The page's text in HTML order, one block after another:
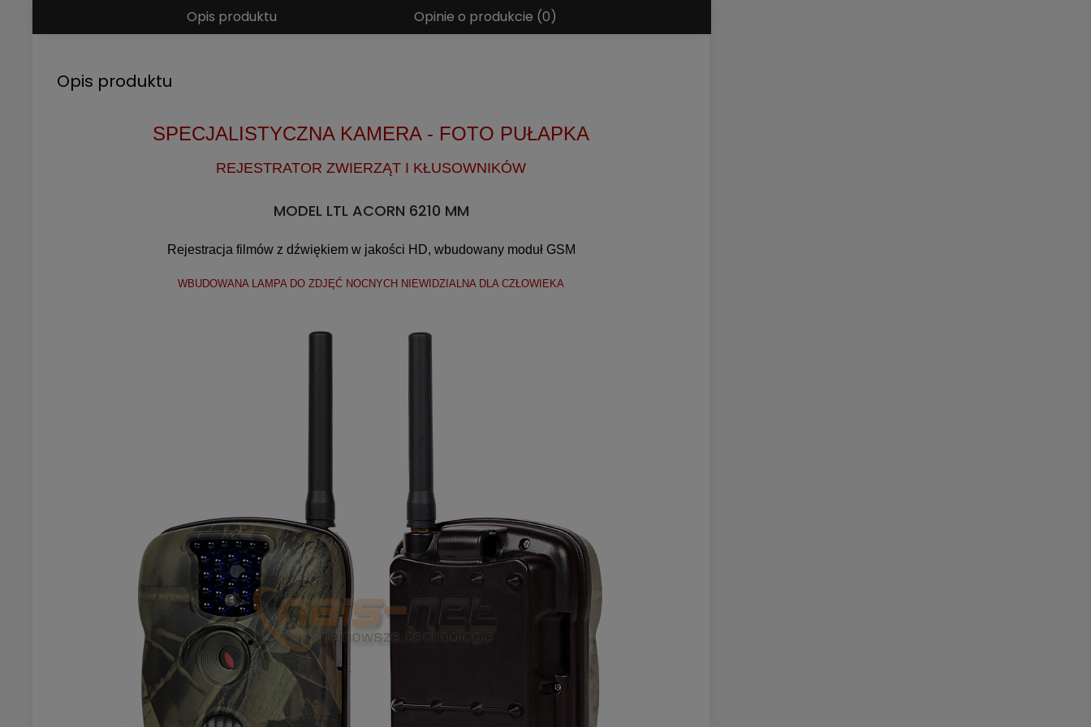
Opis produktu Opinie o produkcie (0)
Opis produktu
SPECJALISTYCZNA KAMERA - FOTO PUŁAPKA
REJESTRATOR ZWIERZĄT I KŁUSOWNIKÓW
MODEL LTL ACORN 6210 MM
Rejestracja filmów z dźwiękiemw jakości HD, wbudowany moduł GSM
WBUDOWANA LAMPA DO ZDJĘĆ NOCNYCH NIEWIDZIALNA DLA CZŁOWIEKA